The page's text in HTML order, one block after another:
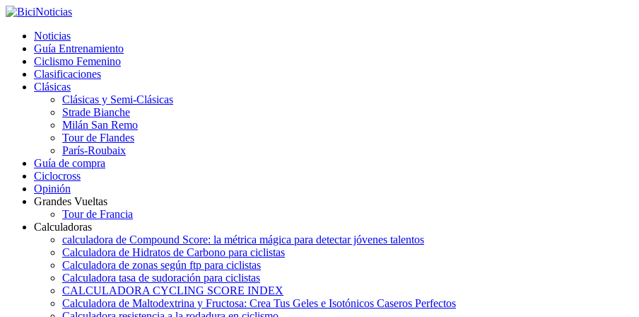
Noticias
Guía Entrenamiento
Ciclismo Femenino
Clasificaciones
Clásicas
Clásicas y Semi-Clásicas
Strade Bianche
Milán San Remo
Tour de Flandes
París-Roubaix
Guía de compra
Ciclocross
Opinión
Grandes Vueltas
Tour de Francia
Calculadoras
calculadora de Compound Score: la métrica mágica para detectar jóvenes talentos
Calculadora de Hidratos de Carbono para ciclistas
Calculadora de zonas según ftp para ciclistas
Calculadora tasa de sudoración para ciclistas
CALCULADORA CYCLING SCORE INDEX
Calculadora de Maltodextrina y Fructosa: Crea Tus Geles e Isotónicos Caseros Perfectos